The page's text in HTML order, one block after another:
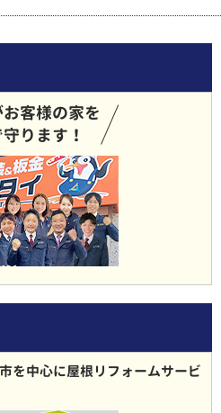
客様の家を
ります！
を中心に屋根リフォームサービ